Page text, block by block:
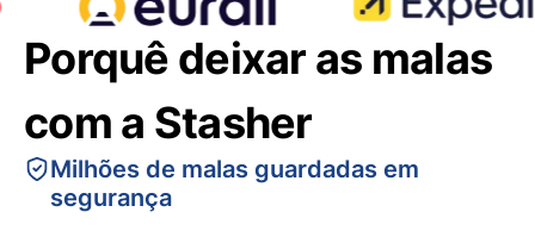
Porquê deixar as malas
com a Stasher
Milhões de malas guardadas em
segurança